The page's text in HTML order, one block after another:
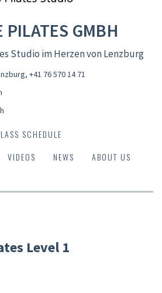
PILATES GMBH
Studio im Herzen von Lenzburg
, +41 76 570 14 71
SCHEDULE
VIDEOS NEWS
ABOUT US
Level 1